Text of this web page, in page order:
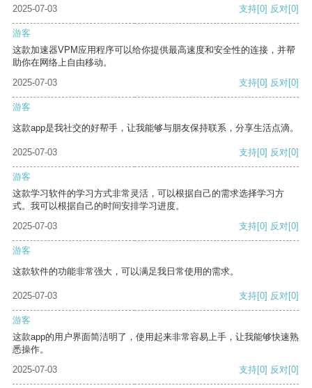
2025-07-03 支持[0] 反对[0]
游客
这款加速器VPM应用程序可以给你提供最高速度和安全性的连接，并帮
助你在网络上自由移动。
2025-07-03
支持[0] 反对[0]
游客
这款app是我社交的好帮手，让我能够与朋友保持联系，分享生活点滴。
2025-07-03 支持[0] 反对[0]
游客
这款学习软件的学习方式非常灵活，可以根据自己的需求选择学习方
式。我可以根据自己的时间安排学习进度。
2025-07-03
支持[0] 反对[0]
游客
这款软件的功能非常强大，可以满足我日常使用的需求。
2025-07-03 支持[0] 反对[0]
游客
这款app的用户界面简洁明了，使用起来非常容易上手，让我能够快速熟
悉操作。
2025-07-03
支持[0] 反对[0]